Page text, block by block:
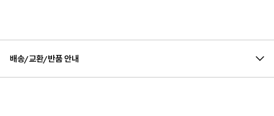
배송/교환/반품 안내